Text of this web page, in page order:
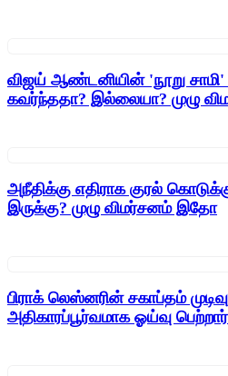
விஜய் ஆண்டனியின் 'நூறு
கவர்ந்ததா? இல்லையா? முழு
அநீதிக்கு எதிராக குரல்
இருக்கு? முழு விமர்சனம் இதோ
பிராக் லெஸ்னரின் சகாப்தம்
அதிகாரப்பூர்வமாக ஓய்வு